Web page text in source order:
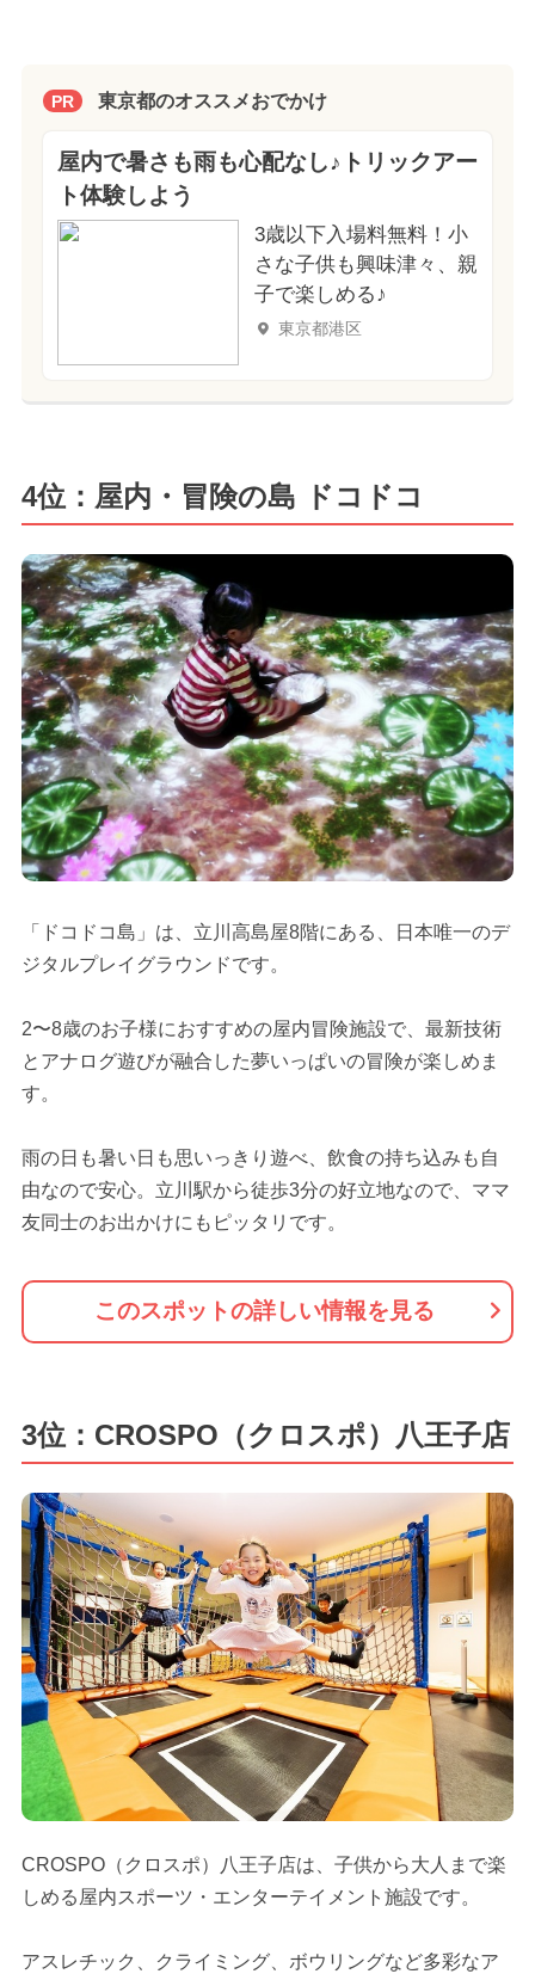
PR 東京都のオススメおでかけ
屋内で暑さも雨も心配なし♪トリックアー
ト体験しよう
3歳以下入場料無料！小
さな子供も興味津々、親
子で楽しめる♪
東京都港区
4位：屋内・冒険の島 ドコドコ
「ドコドコ島」は、立川高島屋8階にある、日本唯一のデ
ジタルプレイグラウンドです。
2〜8歳のお子様におすすめの屋内冒険施設で、最新技術
とアナログ遊びが融合した夢いっぱいの冒険が楽しめま
す。
雨の日も暑い日も思いっきり遊べ、飲食の持ち込みも自
由なので安心。立川駅から徒歩3分の好立地なので、ママ
友同士のお出かけにもピッタリです。
このスポットの詳しい情報を見る
3位：CROSPO（クロスポ）八王子店
CROSPO（クロスポ）八王子店は、子供から大人まで楽
しめる屋内スポーツ・エンターテイメント施設です。
アスレチック、クライミング、ボウリングなど多彩なア